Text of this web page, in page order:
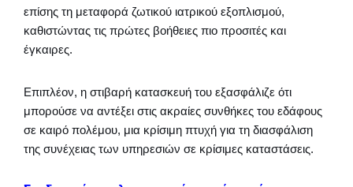
επίσης τη μεταφορά ζωτικού ιατρικού εξοπλισμού,
καθιστώντας τις πρώτες βοήθειες πιο προσιτές και
έγκαιρες.
Επιπλέον, η στιβαρή κατασκευή του εξασφάλιζε ότι
μπορούσε να αντέξει στις ακραίες συνθήκες του εδάφους
σε καιρό πολέμου, μια κρίσιμη πτυχή για τη διασφάλιση
της συνέχειας των υπηρεσιών σε κρίσιμες καταστάσεις.